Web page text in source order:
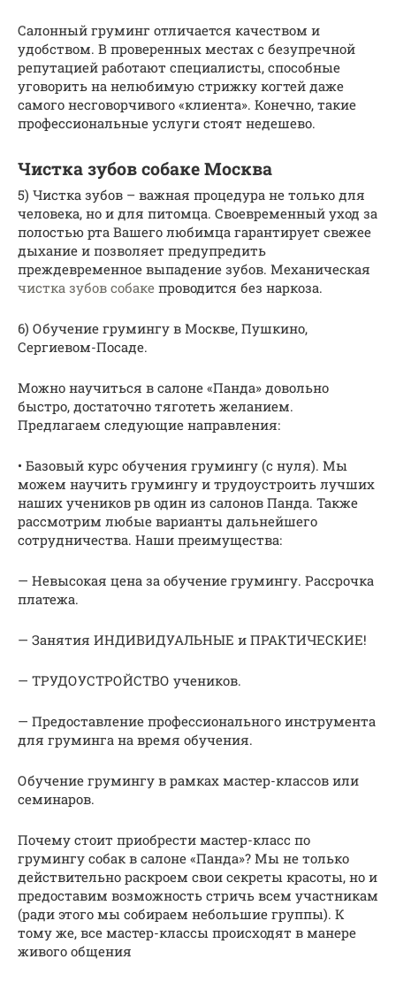
Салонный груминг отличается качеством и
удобством. В проверенных местах с безупречной
репутацией работают специалисты, способные
уговорить на нелюбимую стрижку когтей даже
самого несговорчивого «клиента». Конечно, такие
профессиональные услуги стоят недешево.
Чистка зубов собаке Москва
5) Чистка зубов – важная процедура не только для
человека, но и для питомца. Своевременный уход за
полостью рта Вашего любимца гарантирует свежее
дыхание и позволяет предупредить
преждевременное выпадение зубов. Механическая
чистка зубов собаке проводится без наркоза.
6) Обучение грумингу в Москве, Пушкино,
Сергиевом-Посаде.
Можно научиться в салоне «Панда» довольно
быстро, достаточно тяготеть желанием.
Предлагаем следующие направления:
• Базовый курс обучения грумингу (с нуля). Мы
можем научить грумингу и трудоустроить лучших
наших учеников рв один из салонов Панда. Также
рассмотрим любые варианты дальнейшего
сотрудничества. Наши преимущества:
— Невысокая цена за обучение грумингу. Рассрочка
платежа.
— Занятия ИНДИВИДУАЛЬНЫЕ и ПРАКТИЧЕСКИЕ!
— ТРУДОУСТРОЙСТВО учеников.
— Предоставление профессионального инструмента
для груминга на время обучения.
Обучение грумингу в рамках мастер-классов или
семинаров.
Почему стоит приобрести мастер-класс по
грумингу собак в салоне «Панда»? Мы не только
действительно раскроем свои секреты красоты, но и
предоставим возможность стричь всем участникам
(ради этого мы собираем небольшие группы). К
тому же, все мастер-классы происходят в манере
живого общения